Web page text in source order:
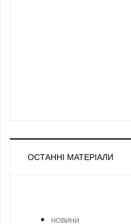
ОСТАННІ МАТЕРІАЛИ
НОВИНИ